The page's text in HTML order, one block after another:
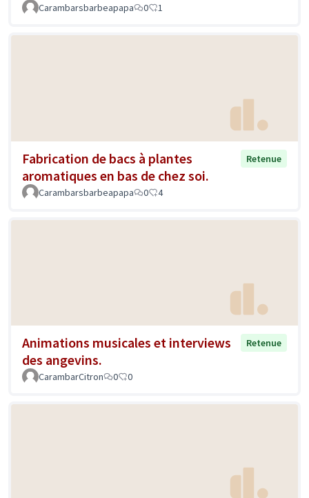
Carambarsbarbeapapa
0 1
Fabrication de bacs à plantes
aromatiques en bas de chez soi.
Retenue
Carambarsbarbeapapa 0 4
Animations musicales et interviews
des angevins.
Retenue
CarambarCitron 0 0